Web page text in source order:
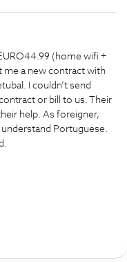
(home wifi +
me a new contract with
I couldn’t send
or bill to us. Their
help. As foreigner,
understand Portuguese.